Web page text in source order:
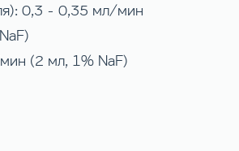
0,3 - 0,35 мл/мин
(2 мл, 1% NaF)